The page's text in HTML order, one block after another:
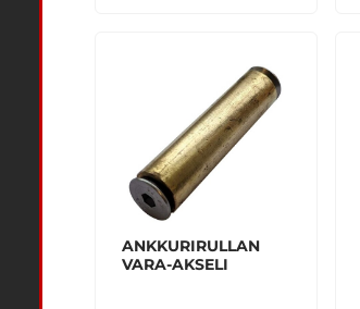
ANKKURIRULLAN
VARA-AKSELI